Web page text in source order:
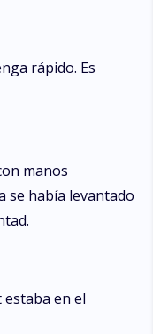
rápido. Es
manos
se había levantado
en el